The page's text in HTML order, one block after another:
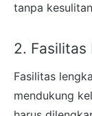
tanpa
2. Fasilitas
Fasilitas
mendukung